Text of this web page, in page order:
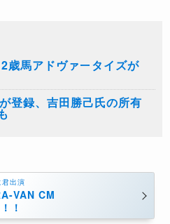
歳馬アドヴァータイズが
登録、吉田勝己氏の所有
出演
VAN CM
！